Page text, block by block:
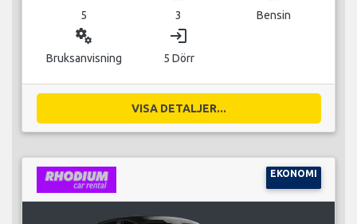
5 3 Bensin
miscellaneous_services
Bruksanvisning
login
5 Dörr
VISA DETALJER...
EKONOMI